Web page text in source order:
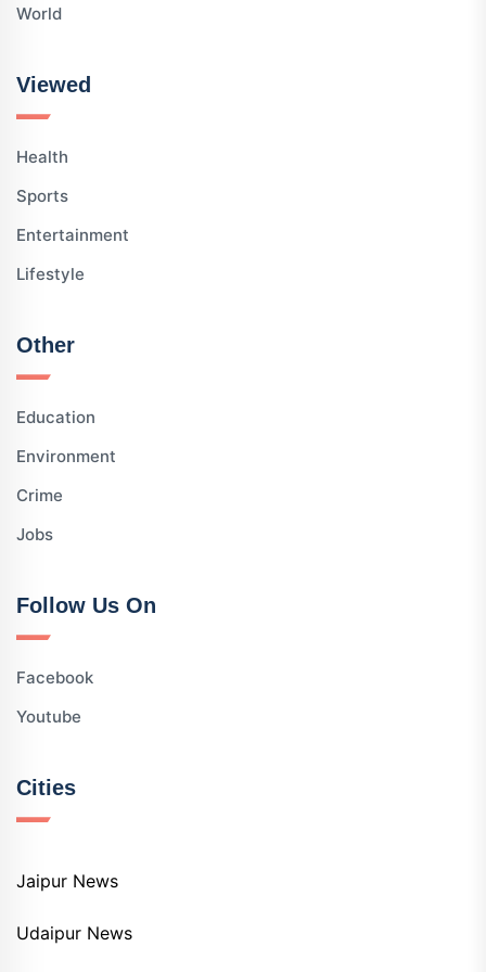
World
Viewed
Health
Sports
Entertainment
Lifestyle
Other
Education
Environment
Crime
Jobs
Follow Us On
Facebook
Youtube
Cities
Jaipur News
Udaipur News